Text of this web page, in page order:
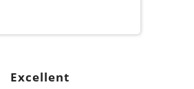
Excellent